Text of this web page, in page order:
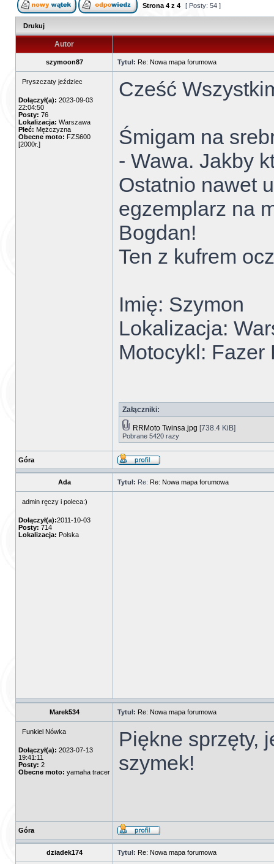
Strona 4 z 4 [ Posty: 54 ]
Drukuj
Autor
szymoon87 Tytuł: Re: Nowa mapa forumowa
Pryszczaty jeździec
Dołączył(a): 2023-09-03
22:04:50
Posty: 76
Lokalizacja: Warszawa
Płeć: Mężczyzna
Obecne moto: FZS600
[2000r.]
Cześć
Śmigam na
- Wawa. Jakby
Ostatnio nawet
egzemplarz na
Bogdan!
Ten z kufrem
Imię: Szymon
Lokalizacja:
Motocykl: Fazer
Załączniki:
RRMoto Twinsa.jpg [738.4 KiB]
Pobrane 5420 razy
Góra
Ada Tytuł: Re: Re: Nowa mapa forumowa
admin ręczy i poleca:)
Dołączył(a):2011-10-03
Posty: 714
Lokalizacja: Polska
Marek534 Tytuł: Re: Nowa mapa forumowa
Funkiel Nówka
Dołączył(a): 2023-07-13
19:41:11
Posty: 2
Obecne moto: yamaha tracer
Piękne sprzęty,
szymek!
Góra
dziadek174 Tytuł: Re: Nowa mapa forumowa